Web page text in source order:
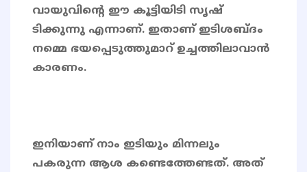
വായുവിന്റെ ഈ കൂട്ടിയിടി സൃഷ്​
ടിക്കുന്നു എന്നാണ്. ഇതാണ്​ ഇടിശബ്​ദം
നമ്മെ ഭയപ്പെടുത്തുമാറ്​ ഉച്ചത്തിലാവാൻ
കാരണം.
ഇനിയാണ് നാം ഇടിയും മിന്നലും
പകരുന്ന ആശ കണ്ടെത്തേണ്ടത്. അത്